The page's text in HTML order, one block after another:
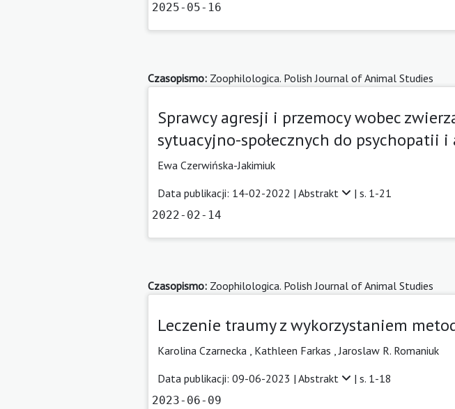
2025-05-16
Czasopismo: Zoophilologica. Polish Journal of Animal Studies
Sprawcy agresji i przemocy wobec
sytuacyjno-społecznych do psychopatii
Ewa Czerwińska-Jakimiuk
Data publikacji: 14-02-2022 | Abstrakt | s. 1-21
2022-02-14
Czasopismo: Zoophilologica. Polish Journal of Animal Studies
Leczenie traumy z wykorzystaniem
Karolina Czarnecka Kathleen Farkas ,Jaroslaw R. Romaniuk
Data publikacji: 09-06-2023 | Abstrakt | s. 1-18
2023-06-09